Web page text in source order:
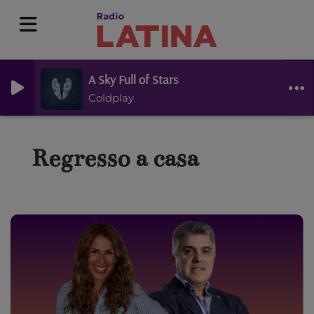
A Sky Full of Stars
Coldplay
Regresso a casa